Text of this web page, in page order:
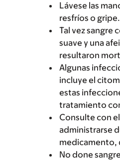
Lávese las
resfríos o gripe.
Tal vez sangre
suave y una
resultaron
Algunas
incluye el
estas
tratamiento
Consulte con
administrarse
medicamento,
No done